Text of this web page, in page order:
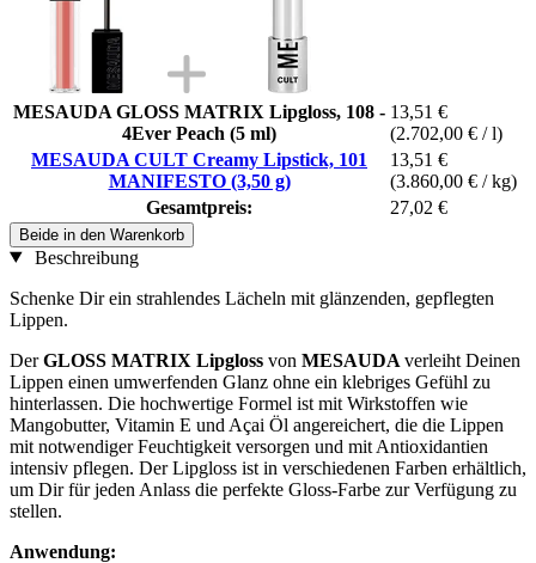
MESAUDA GLOSS MATRIX Lipgloss, 108 -
4Ever Peach (5 ml)
13,51 €
(2.702,00 € / l)
MESAUDA CULT Creamy Lipstick, 101
MANIFESTO (3,50 g)
13,51 €
(3.860,00 € / kg)
Gesamtpreis:
27,02 €
Beide in den Warenkorb
Beschreibung
Schenke Dir ein strahlendes Lächeln mit glänzenden, gepflegten
Lippen.
DerGLOSS MATRIX Lipgloss von MESAUDA verleiht Deinen
Lippen einen umwerfenden Glanz ohne ein klebriges Gefühl zu
hinterlassen. Die hochwertige Formel ist mit Wirkstoffen wie
Mangobutter, Vitamin E und Açai Öl angereichert, die die Lippen
mit notwendiger Feuchtigkeit versorgen und mit Antioxidantien
intensiv pflegen. Der Lipgloss ist in verschiedenen Farben erhältlich,
um Dir für jeden Anlass die perfekte Gloss-Farbe zur Verfügung zu
stellen.
Anwendung: